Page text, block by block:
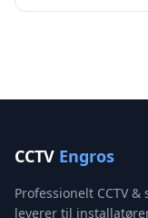
CCTV Engros
Professionelt CCTV
leverer til